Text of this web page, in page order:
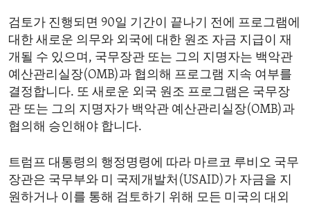
검토가 진행되면 90일 기간이 끝나기 전에 프로그램에
대한 새로운 의무와 외국에 대한 원조 자금 지급이 재
개될 수 있으며, 국무장관 또는 그의 지명자는 백악관
예산관리실장(OMB)과 협의해 프로그램 지속 여부를
결정합니다. 또 새로운 외국 원조 프로그램은 국무장
관 또는 그의 지명자가 백악관 예산관리실장(OMB)과
협의해 승인해야 합니다.
트럼프 대통령의 행정명령에 따라 마르코 루비오 국무
장관은 국무부와 미 국제개발처(USAID)가 자금을 지
원하거나 이를 통해 검토하기 위해 모든 미국의 대외